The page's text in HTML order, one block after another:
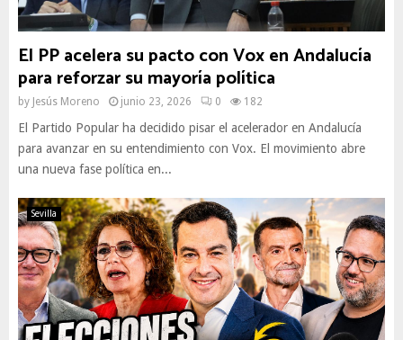
El PP acelera su pacto con Vox en Andalucía
para reforzar su mayoría política
by Jesús Moreno junio 23, 2026 0 182
El Partido Popular ha decidido pisar el acelerador en Andalucía
para avanzar en su entendimiento con Vox. El movimiento abre
una nueva fase política en...
Sevilla